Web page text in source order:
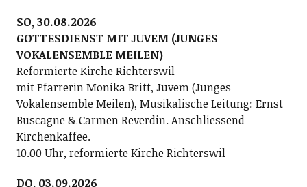
SO, 30.08.2026
GOTTESDIENST MIT JUVEM (JUNGES
VOKALENSEMBLE MEILEN)
Reformierte Kirche Richterswil
mit Pfarrerin Monika Britt, Juvem (Junges
Vokalensemble Meilen), Musikalische Leitung: Ernst
Buscagne & Carmen Reverdin. Anschliessend
Kirchenkaffee.
10.00 Uhr, reformierte Kirche Richterswil
DO, 03.09.2026